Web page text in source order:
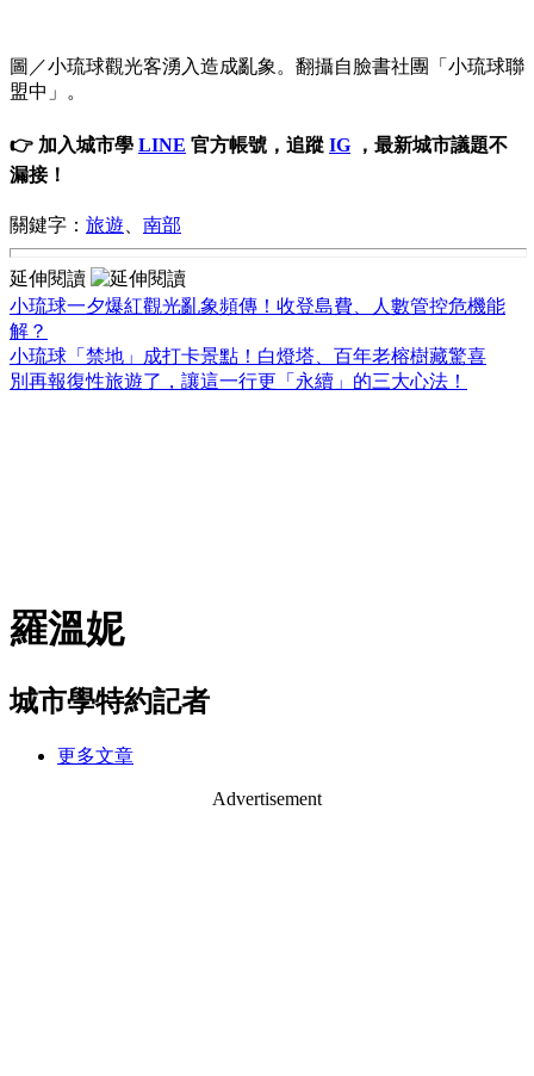
圖／小琉球觀光客湧入造成亂象。翻攝自臉書社團「小琉球聯
盟中」。
👉 加入城市學 LINE 官方帳號，追蹤 IG ，最新城市議題不
漏接！
關鍵字： 旅遊 南部
延伸閱讀
小琉球一夕爆紅觀光亂象頻傳！收登島費、人數管控危機能
解？
小琉球「禁地」成打卡景點！白燈塔、百年老榕樹藏驚喜
別再報復性旅遊了，讓這一行更「永續」的三大心法！
羅溫妮
城市學特約記者
更多文章
Advertisement